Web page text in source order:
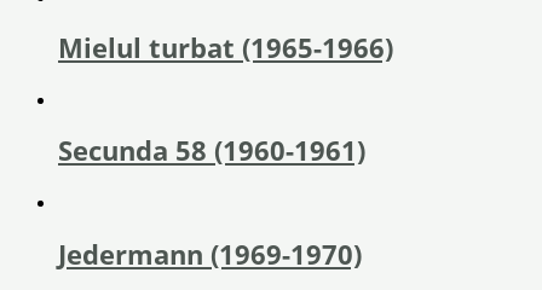
Mielul turbat (1965-1966)
Secunda 58 (1960-1961)
Jedermann (1969-1970)